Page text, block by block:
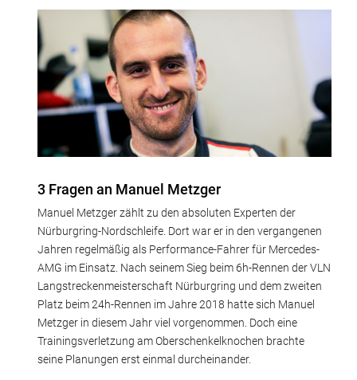
3 Fragen an Manuel Metzger
Manuel Metzger zählt zu den absoluten Experten der
Nürburgring-Nordschleife. Dort war er in den vergangenen
Jahren regelmäßig als Performance-Fahrer für Mercedes-
AMG im Einsatz. Nach seinem Sieg beim 6h-Rennen der VLN
Langstreckenmeisterschaft Nürburgring und dem zweiten
Platz beim 24h-Rennen im Jahre 2018 hatte sich Manuel
Metzger in diesem Jahr viel vorgenommen. Doch eine
Trainingsverletzung am Oberschenkelknochen brachte
seine Planungen erst einmal durcheinander.